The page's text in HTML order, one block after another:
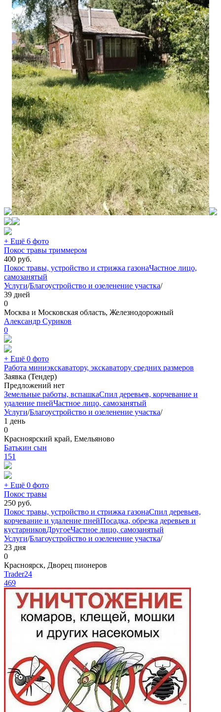
+ Ещё 6 фото
Покос травы триммером
400 руб.
Покос травы, устройство и стрижка газонаЧастное лицо,
самозанятый
Услуги/Благоустройство и озеленение участка/
39 дней
0
Москва и Московская область, Железнодорожный
Александр Суриков
0
+ Ещё 0 фото
Работа миниэкскаватору, экскаватору средних размеров
Заявка (Тендер)
Предложений нет
Земельные работы, вспашкаСпил деревьев, корчевание и
удаление пнейЧастное лицо, самозанятый
Услуги/Благоустройство и озеленение участка/
1 день
0
Красноярский край, Емельяново
Батькин сын
151
+ Ещё 0 фото
Покос травы
250 руб.
Покос травы, устройство и стрижка газонаСпил деревьев,
корчевание и удаление пнейПосадка, обрезка деревьев и
кустарниковДругоеЧастное лицо, самозанятый
Услуги/Благоустройство и озеленение участка/
23 дня
0
Красноярск, Дворец пионеров
Trader24
469